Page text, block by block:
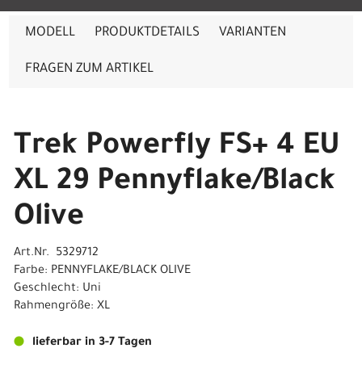
MODELL PRODUKTDETAILS VARIANTEN
FRAGEN ZUM ARTIKEL
Trek Powerfly FS+ 4 EU
XL 29 Pennyflake/Black
Olive
Art.Nr. 5329712
Farbe: PENNYFLAKE/BLACK OLIVE
Geschlecht: Uni
Rahmengröße: XL
lieferbar in 3-7 Tagen